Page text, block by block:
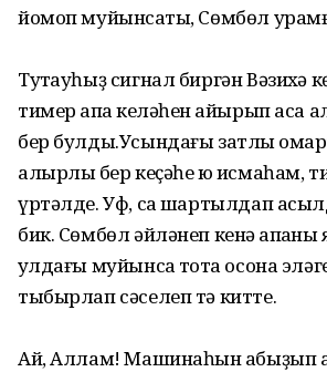
йомоп муйынсаҡты, Сөмбөл
Туҡтауһыҙ сигнал биргән Вәзихҡә
тимер ҡапҡа келәһен ҡайырып аса
бер булды.Усындағы затлы
алырлыҡ бер кеҫәһе юҡ исмаһам,
үртәлде. Уф, саҡ шартылдап
бик. Сөмбөл әйләнеп кенә ҡапҡаны
ҡулдағы муйынсаҡ тотҡа осона
тыбырлап сәселеп тә китте.
Ай, Аллам! Машинаһын ҡабыҙып